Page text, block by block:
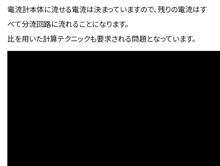
電流計本体に流せる電流は決まっていますので、残りの電流はす
べて分流回路に流れることになります。
比を用いた計算テクニックも要求される問題となっています。